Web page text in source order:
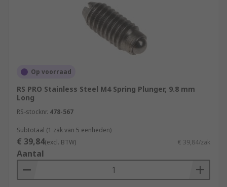
Op voorraad
RS PRO Stainless Steel M4 Spring Plunger, 9.8 mm
Long
RS-stocknr. 478-567
Subtotaal (1 zak van 5 eenheden)
€ 39,84(excl. BTW) € 39,84/zak
Aantal